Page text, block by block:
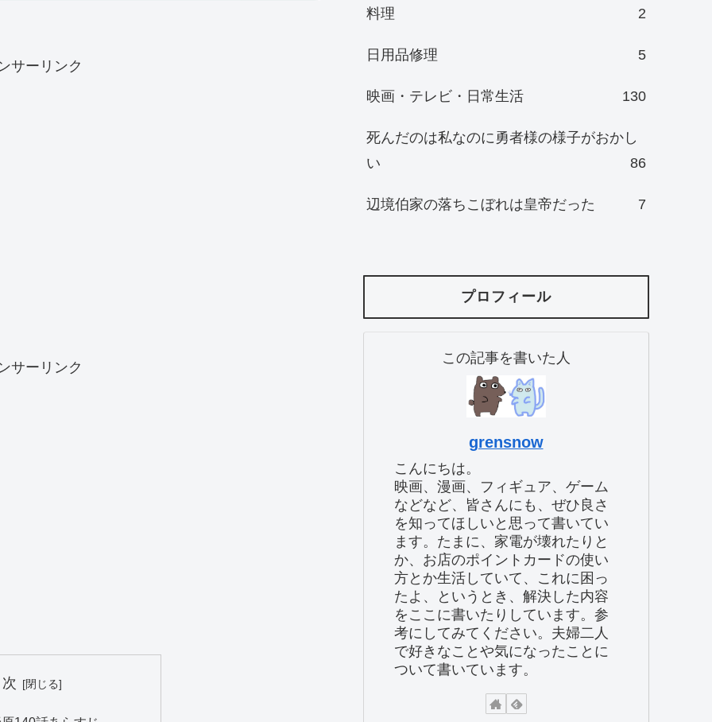
サーリンク
サーリンク
料理 2
日用品修理 5
映画・テレビ・日常生活 130
死んだのは私なのに勇者様の様子がおかし
い
86
辺境伯家の落ちこぼれは皇帝だった 7
プロフィール
この記事を書いた人
grensnow
こんにちは。
映画、漫画、フィギュア、ゲーム
などなど、皆さんにも、ぜひ良さ
を知ってほしいと思って書いてい
ます。たまに、家電が壊れたりと
か、お店のポイントカードの使い
方とか生活していて、これに困っ
たよ、というとき、解決した内容
をここに書いたりしています。参
考にしてみてください。夫婦二人
で好きなことや気になったことに
ついて書いています。